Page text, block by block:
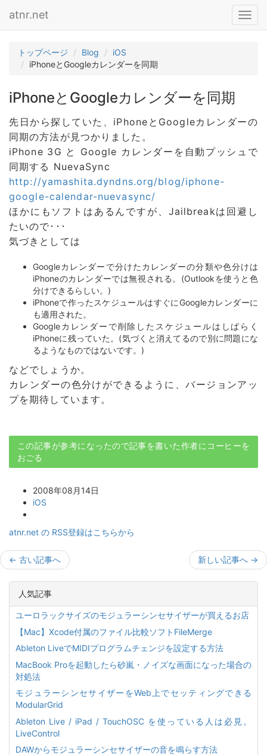
atnr.net
トップページ Blog
iOS
iPhoneとGoogleカレンダーを同期
iPhoneとGoogleカレンダーを同期
先日から探していた、iPhoneとGoogleカレンダーの
同期の方法が見つかりました。
iPhone 3G と Google カレンダーを自動プッシュで
同期する NuevaSync
http://yamashita.dyndns.org/blog/iphone-
google-calendar-nuevasync/
ほかにもソフトはあるんですが、Jailbreakは回避し
たいので･･･
気づきとしては
Googleカレンダーで分けたカレンダーの分類や色分けは
iPhoneのカレンダーでは無視される。(Outlookを使うと色
分けできるらしい。)
iPhoneで作ったスケジュールはすぐにGoogleカレンダーに
も適用された。
Googleカレンダーで削除したスケジュールはしばらく
iPhoneに残っていた。(気づくと消えてるので別に問題にな
るようなものではないです。)
などでしょうか。
カレンダーの色分けができるように、バージョンアッ
プを期待しています。
この記事が参考になったので記事を書いた作者にコーヒーを
おごる
2008年08月14日
iOS
atnr.net の RSS登録はこちらから
← 古い記事へ 新しい記事へ →
人気記事
ユーロラックサイズのモジュラーシンセサイザーが買えるお店
【Mac】Xcode付属のファイル比較ソフトFileMerge
Ableton LiveでMIDIプログラムチェンジを設定する方法
MacBook Proを起動したら砂嵐・ノイズな画面になった場合の
対処法
モジュラーシンセサイザーをWeb上でセッティングできる
ModularGrid
Ableton Live / iPad / TouchOSC を使っている人は必見。
LiveControl
DAWからモジュラーシンセサイザーの音を鳴らす方法